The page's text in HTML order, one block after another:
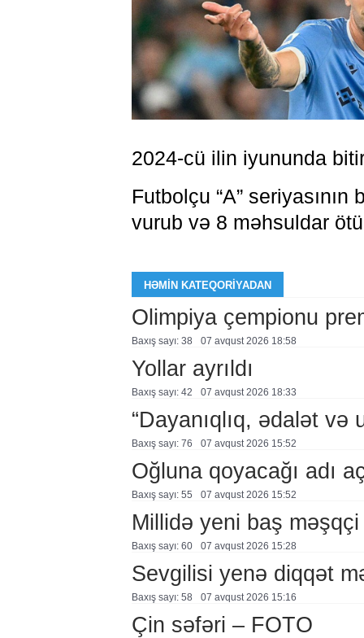
2024-cü ilin iyununda
Futbolçu “A”
vurub və 8 məhsuldar
HƏMIN KATEQORIYADAN
Olimpiya çempionu
Baxış sayı: 38 07 avqust 2026 18:58
Yollar ayrıldı
Baxış sayı: 42 07 avqust 2026 18:33
“Dayanıqlıq, ədalət
Baxış sayı: 76 07 avqust 2026 15:52
Oğluna qoyacağı adı
Baxış sayı: 55 07 avqust 2026 15:52
Millidə yeni baş məşqçi
Baxış sayı: 60 07 avqust 2026 15:28
Sevgilisi yenə diqqət
Baxış sayı: 58 07 avqust 2026 15:16
Çin səfəri – FOTO